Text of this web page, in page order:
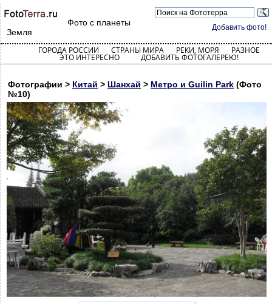
Добавить фото!
Фото с планеты
Земля
ГОРОДА РОССИИ СТРАНЫ МИРА РЕКИ, МОРЯ РАЗНОЕ
ЭТО ИНТЕРЕСНО ДОБАВИТЬ ФОТОГАЛЕРЕЮ!
Фотографии > Китай > Шанхай > Метро и Guilin Park (Фото
№10)